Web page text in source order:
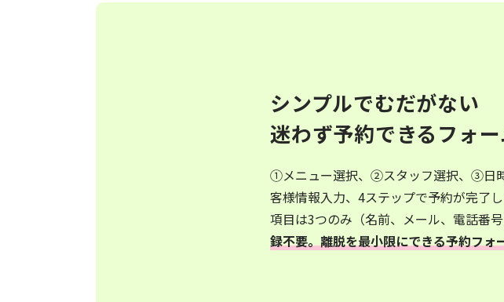
シンプルでむだがない
迷わず予約できるフォ
①メニュー選択、②スタッフ選択、③日
客様情報入力、4ステップで予約が完了
項目は3つのみ（名前、メール、電話番号
録不要。離脱を最小限にできる予約フォ